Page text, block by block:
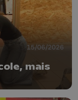
15/06/2026